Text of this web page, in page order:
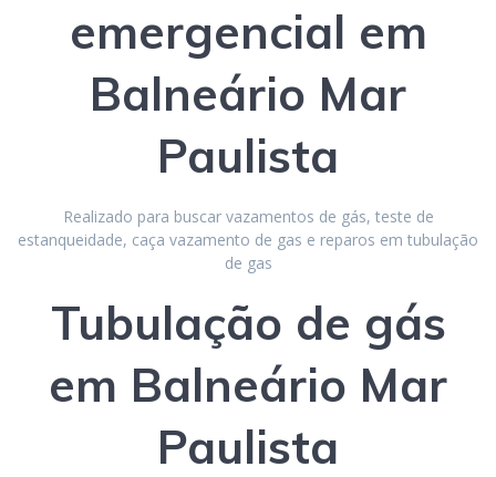
emergencial em
Balneário Mar
Paulista
Realizado para buscar vazamentos de gás, teste de
estanqueidade, caça vazamento de gas e reparos em tubulação
de gas
Tubulação de gás
em Balneário Mar
Paulista